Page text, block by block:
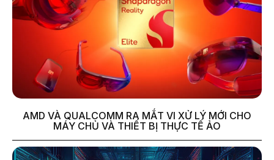
AMD VÀ QUALCOMM RA MẮT VI XỬ LÝ MỚI CHO
MÁY CHỦ VÀ THIẾT BỊ THỰC TẾ ẢO